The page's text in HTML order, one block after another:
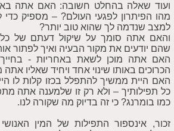
ועוד שאלה בהחלט חשובה: האם אתה
מהו הפיתרון לפגעי העולם? – מספיק כדי
למצב שנדמה לך שהוא טוב יותר?
והאם אתה סומך על שיקול דעתם של
שהם יודעים את מקור הבעיה ואיך לפתור
האם אתה מוכן לשאת באחריות - בחייך
הכרוכים באותו שינוי אחד ויחיד שאליו
האם היית ממשיך להתפלל בכזו קלות לו
כל תפילותיך – ולא רק זו שלמענה אתה
כמו בומרנג? כי זה בדיוק מה שקורה לנו.
זכור, אינספור התפילות של המין